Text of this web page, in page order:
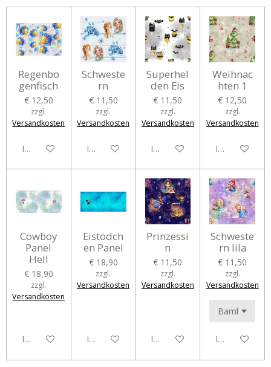
Regenbo
genfisch
€ 12,50
zzgl.
Versandkosten
In den Warenkorb
Schweste
rn
€ 11,50
zzgl.
Versandkosten
In den Warenkorb
Superhel
den Eis
€ 11,50
zzgl.
Versandkosten
In den Warenkorb
Weihnac
hten 1
€ 12,50
zzgl.
Versandkosten
In den
Cowboy
Panel
Hell
€ 18,90
zzgl.
Versandkosten
In den Warenkorb
Eistödch
en Panel
€ 18,90
zzgl.
Versandkosten
In den Warenkorb
Prinzessi
n
€ 11,50
zzgl.
Versandkosten
In den Warenkorb
Schweste
rn lila
€ 11,50
zzgl.
Versandkosten
In den